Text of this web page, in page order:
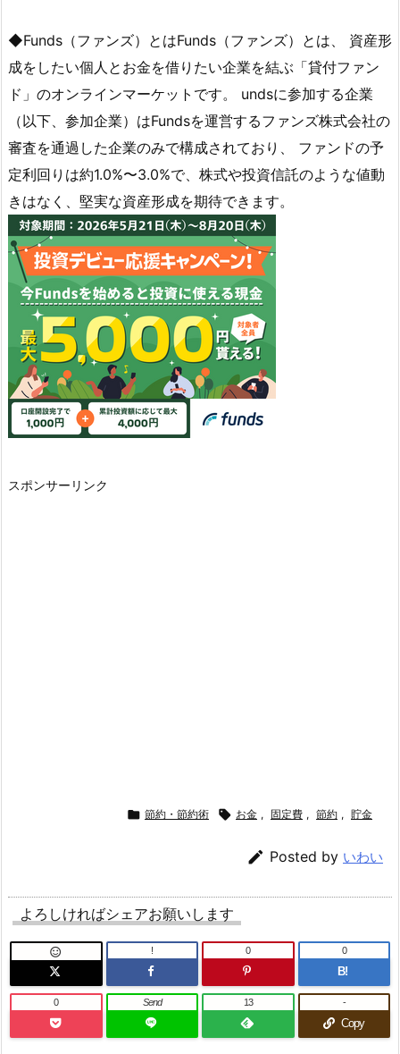
◆Funds（ファンズ）とはFunds（ファンズ）とは、 資産形
成をしたい個人とお金を借りたい企業を結ぶ「貸付ファン
ド」のオンラインマーケットです。 undsに参加する企業
（以下、参加企業）はFundsを運営するファンズ株式会社の
審査を通過した企業のみで構成されており、 ファンドの予
定利回りは約1.0%〜3.0%で、株式や投資信託のような値動
きはなく、堅実な資産形成を期待できます。
スポンサーリンク
 節約・節約術  お金 , 固定費 , 節約 , 貯金
 Posted by いわい
よろしければシェアお願いします
 ! 0
B!
0
0 Send 13
Copy
-